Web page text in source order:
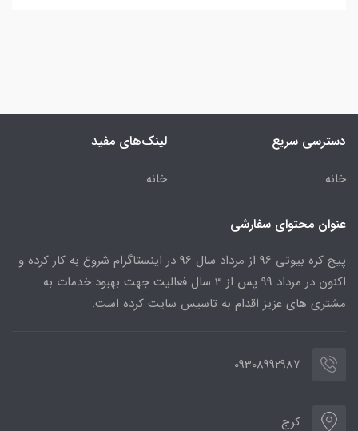
دسترسی سریع
خانه
لینک‌های مفید
خانه
عنوان محتوای سفارشی
پیج کره بیوتی 96 از مرداد سال 96 در اینستاگرام شروع به کار کرده و
اکنون در مرداد 99 پس از 3 سال فعالیت جهت بهبود خدمات به
مشتری های عزیز اقدام به تاسیس سایت کرده است.
09308992987
کرج